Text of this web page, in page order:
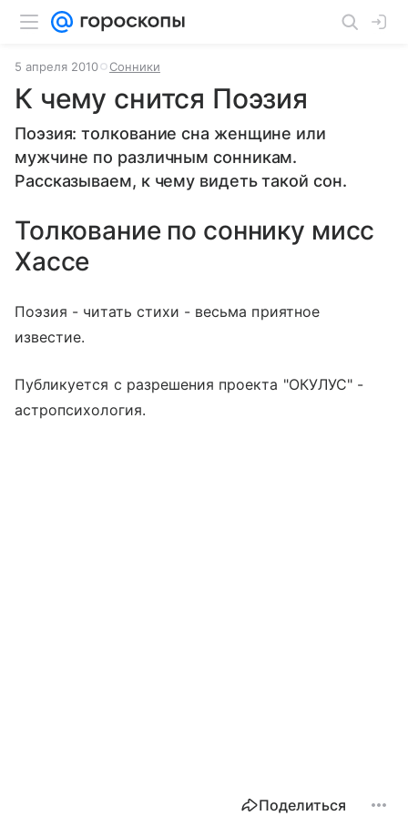
5 апреля 2010 Сонники
К чему снится Поэзия
Поэзия: толкование сна женщине или
мужчине по различным сонникам.
Рассказываем, к чему видеть такой сон.
Толкование по соннику мисс
Хассе
Поэзия - читать стихи - весьма приятное
известие.
Публикуется с разрешения проекта "ОКУЛУС" -
астропсихология.
Поделиться